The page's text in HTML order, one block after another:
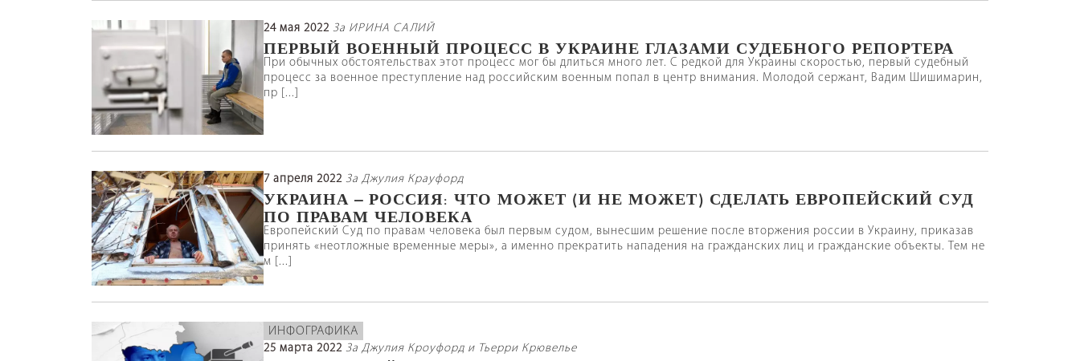
24 мая 2022 За ИРИНА САЛИЙ
ПЕРВЫЙ ВОЕННЫЙ ПРОЦЕСС В УКРАИНЕ ГЛАЗАМИ СУДЕБНОГО РЕПОРТЕРА
При обычных обстоятельствах этот процесс мог бы длиться много лет. С редкой для Украины скоростью, первый судебный
процесс за военное преступление над российским военным попал в центр внимания. Молодой сержант, Вадим Шишимарин,
пр [...]
7 апреля 2022 За Джулия Крауфорд
УКРАИНА – РОССИЯ: ЧТО МОЖЕТ (И НЕ МОЖЕТ) СДЕЛАТЬ ЕВРОПЕЙСКИЙ СУД
ПО ПРАВАМ ЧЕЛОВЕКА
Европейский Суд по правам человека был первым судом, вынесшим решение после вторжения россии в Украину, приказав
принять «неотложные временные меры», а именно прекратить нападения на гражданских лиц и гражданские объекты. Тем не
м [...]
ИНФОГРАФИКА
25 марта 2022 За Джулия Кроуфорд и Тьерри Крювелье